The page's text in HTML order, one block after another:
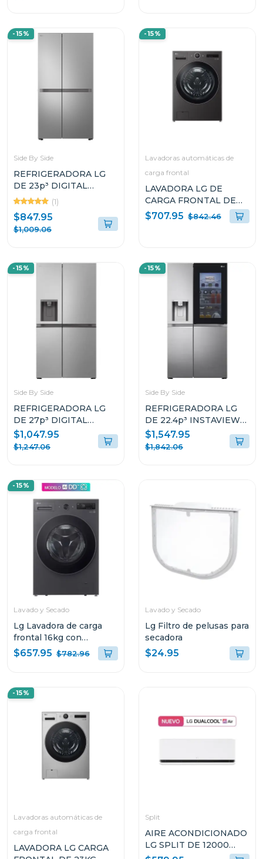
-15%
Side By Side
REFRIGERADORA LG
DE 23p³ DIGITAL
INVERTER SIDE BY
SIDE VS25BJNK
(1)
$847.95
$1,009.06
-15%
Lavadoras automáticas de
carga frontal
LAVADORA LG DE
CARGA FRONTAL DE
23KG TURBOWASH 360
AI DD CON VAPOR
$707.95 $842.46
-15%
Side By Side
REFRIGERADORA LG
DE 27p³ DIGITAL
INVERTER SIDE BY
SIDE VS27LWID
$1,047.95
$1,247.06
-15%
Side By Side
REFRIGERADORA LG
DE 22.4p³ INSTAVIEW
DOOR IN DOOR CRAFT
ICE VS25XHWC
$1,547.95
$1,842.06
-15%
Lavado y Secado
Lg Lavadora de carga
frontal 16kg con
secadora integrada ai dd
wifi color grafito
$657.95 $782.96
Lavado y Secado
Lg Filtro de pelusas para
secadora
$24.95
-15%
Lavadoras automáticas de
carga frontal
LAVADORA LG CARGA
Split
AIRE ACONDICIONADO
LG SPLIT DE 12000
BTU DUAL AI